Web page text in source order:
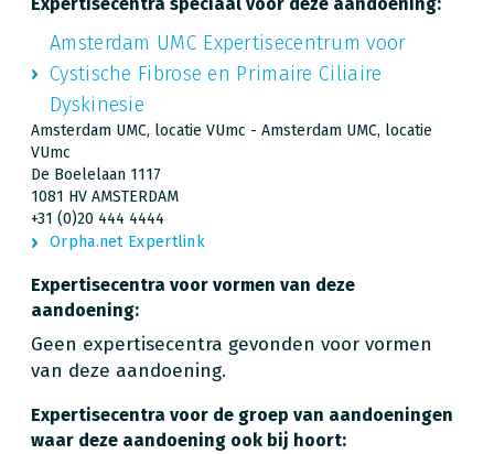
Amsterdam UMC Expertisecentrum voor
Cystische Fibrose en Primaire Ciliaire
Dyskinesie
Amsterdam UMC, locatie VUmc - Amsterdam UMC, locatie
VUmc
De Boelelaan 1117
1081 HV AMSTERDAM
+31 (0)20 444 4444
Orpha.net Expertlink
Expertisecentra voor vormen van deze
aandoening:
Geen expertisecentra gevonden voor vormen
van deze aandoening.
Expertisecentra voor de groep van aandoeningen
waar deze aandoening ook bij hoort: